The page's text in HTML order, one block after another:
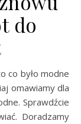
do
co było modne
omawiamy dla
Sprawdźcie
Doradzamy